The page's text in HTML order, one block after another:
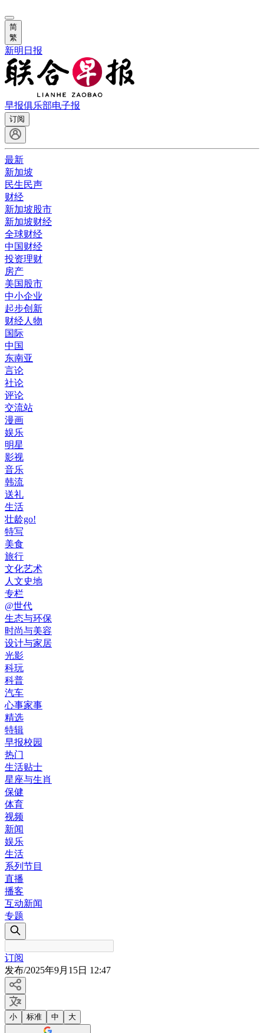
简
繁
新明日报
早报俱乐部电子报
订阅
最新
新加坡
民生民声
财经
新加坡股市
新加坡财经
全球财经
中国财经
投资理财
房产
美国股市
中小企业
起步创新
财经人物
国际
中国
东南亚
言论
社论
评论
交流站
漫画
娱乐
明星
影视
音乐
韩流
送礼
生活
壮龄go!
特写
美食
旅行
文化艺术
人文史地
专栏
@世代
生态与环保
时尚与美容
设计与家居
光影
科玩
科普
汽车
心事家事
精选
特辑
早报校园
热门
生活贴士
星座与生肖
保健
体育
视频
新闻
娱乐
生活
系列节目
直播
播客
互动新闻
专题
订阅
发布/2025年9月15日 12:47
小 标准 中 大